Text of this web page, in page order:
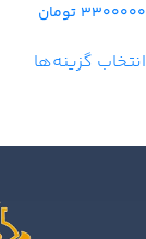
امتیاز
3300000 تومان
انتخاب گزینه‌ها